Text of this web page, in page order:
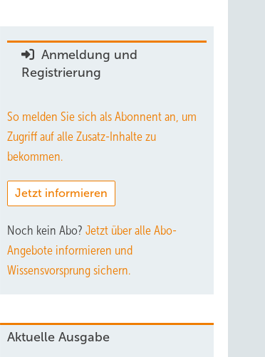
Anmeldung und
Registrierung
So melden Sie sich als Abonnent an, um
Zugriff auf alle Zusatz-Inhalte zu
bekommen.
Jetzt informieren
Noch kein Abo? Jetzt über alle Abo-
Angebote informieren und
Wissensvorsprung sichern.
Aktuelle Ausgabe